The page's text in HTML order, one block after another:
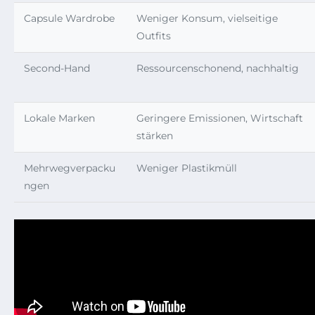
Capsule Wardrobe
Weniger Konsum, vielseitige
Outfits
Second-Hand Ressourcenschonend, nachhaltig
Lokale Marken
Geringere Emissionen, Wirtschaft
stärken
Mehrwegverpacku
ngen
Weniger Plastikmüll